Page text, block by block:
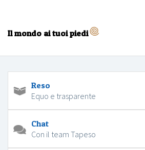
Il mondo ai tuoi piedi
Reso
Equo e trasparente
Chat
Con il team Tapeso